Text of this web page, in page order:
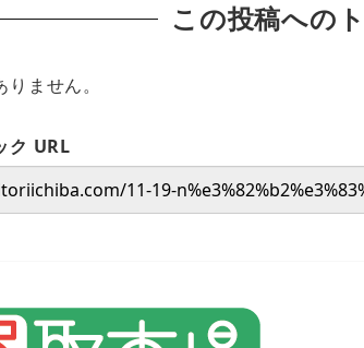
この投稿への
ません。
ク URL